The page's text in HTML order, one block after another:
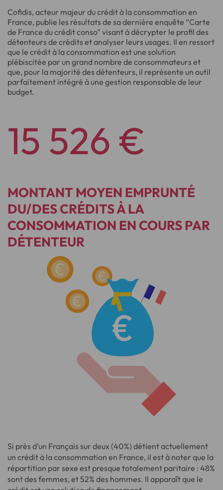
Cofidis, acteur majeur du crédit à la consommation en
France, publie les résultats de sa dernière enquête “Carte
de France du crédit conso” visant à décrypter le profil des
détenteurs de crédits et analyser leurs usages. Il en ressort
que le crédit à la consommation est une solution
plébiscitée par un grand nombre de consommateurs et
que, pour la majorité des détenteurs, il représente un outil
parfaitement intégré à une gestion responsable de leur
budget.
15 526 €
MONTANT MOYEN EMPRUNTÉ
DU/DES CRÉDITS À LA
CONSOMMATION EN COURS PAR
DÉTENTEUR
Si près d’un Français sur deux (40%) détient actuellement
un crédit à la consommation en France, il est à noter que la
répartition par sexe est presque totalement paritaire : 48%
sont des femmes, et 52% des hommes. Il apparaît que le